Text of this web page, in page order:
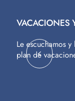
VACACIONES
Le escuchamos
plan de